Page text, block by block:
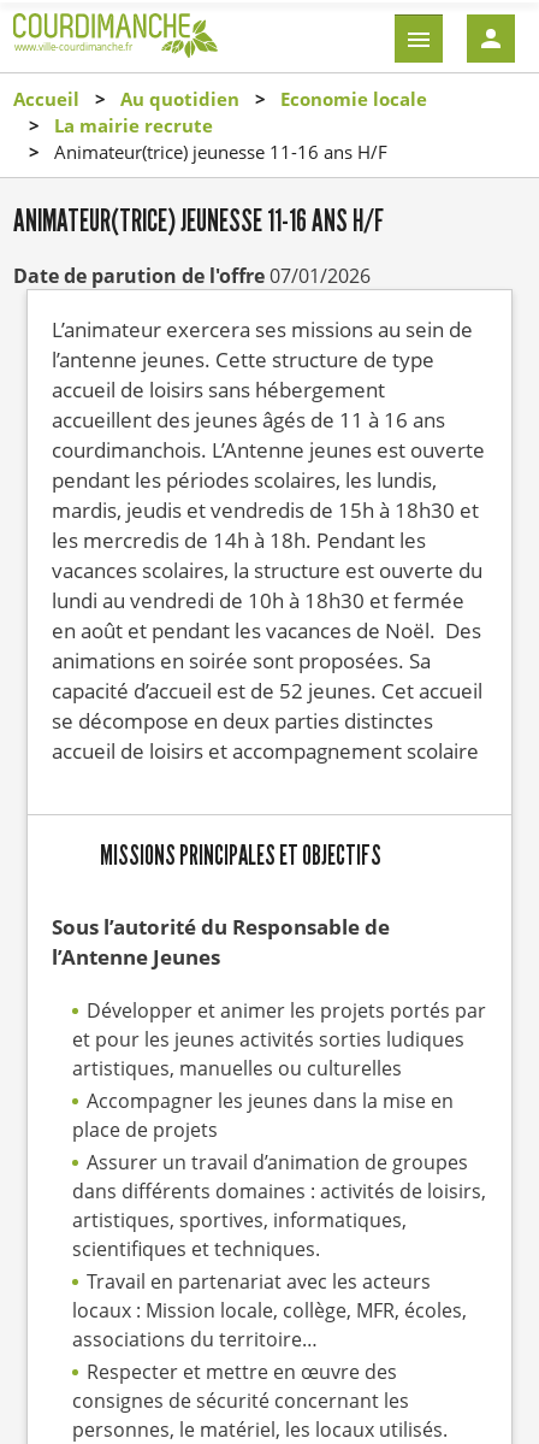
contenu
principal
EN-
TÊTE
Accueil Au quotidien
Economie locale
La mairie recrute
Animateur(trice) jeunesse 11-16 ans H/F
ANIMATEUR(TRICE) JEUNESSE 11-16 ANS H/F
Date de parution de l'offre07/01/2026
L’animateur exercera ses missions au sein de
l’antenne jeunes. Cette structure de type
accueil de loisirs sans hébergement
accueillent des jeunes âgés de 11 à 16 ans
courdimanchois. L’Antenne jeunes est ouverte
pendant les périodes scolaires, les lundis,
mardis, jeudis et vendredis de 15h à 18h30 et
les mercredis de 14h à 18h. Pendant les
vacances scolaires, la structure est ouverte du
lundi au vendredi de 10h à 18h30 et fermée
en août et pendant les vacances de Noël. Des
animations en soirée sont proposées. Sa
capacité d’accueil est de 52 jeunes. Cet accueil
se décompose en deux parties distinctes
accueil de loisirs et accompagnement scolaire
MISSIONS PRINCIPALES ET OBJECTIFS
Sous l’autorité du Responsable de
l’Antenne Jeunes
Développer et animer les projets portés par
et pour les jeunes activités sorties ludiques
artistiques, manuelles ou culturelles
Accompagner les jeunes dans la mise en
place de projets
Assurer un travail d’animation de groupes
dans différents domaines : activités de loisirs,
artistiques, sportives, informatiques,
scientifiques et techniques.
Travail en partenariat avec les acteurs
locaux : Mission locale, collège, MFR, écoles,
associations du territoire…
Respecter et mettre en œuvre des
consignes de sécurité concernant les
personnes, le matériel, les locaux utilisés.